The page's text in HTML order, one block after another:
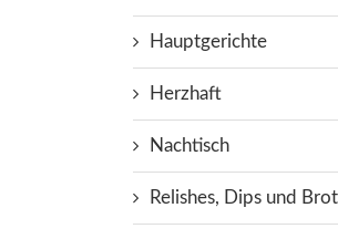
Hauptgerichte
Herzhaft
Nachtisch
Relishes, Dips und